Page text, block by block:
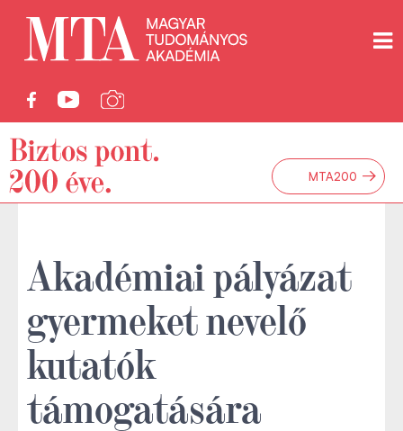
MTA200 →
Akadémiai pályázat
gyermeket nevelő
kutatók
támogatására